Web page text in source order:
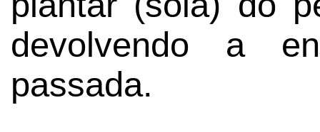
devolvendo a
passada.